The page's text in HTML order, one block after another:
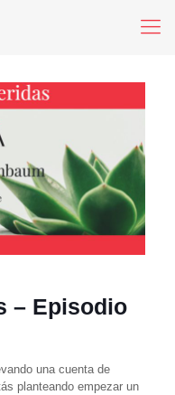
– Episodio
una cuenta de
planteando empezar un